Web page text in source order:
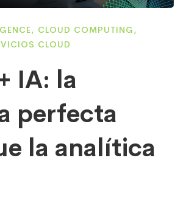
, CLOUD COMPUTING,
CLOUD
IA: la
perfecta
la analítica